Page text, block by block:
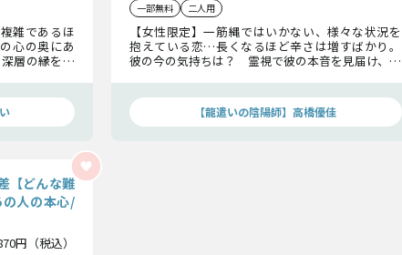
雑であるほ
心の奥にあ
層の縁を読
一部無料 二人用
【女性限定】一筋縄ではいかない、様々な状況を
抱えている恋…長くなるほど辛さは増すばかり。
彼の今の気持ちは？ 霊視で彼の本音を見届け、こ
【龍遣いの陰陽師】高橋優佳
【どんな難
人の本心/
円（税込）